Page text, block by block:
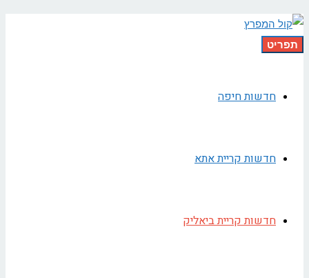
תפריט
חדשות חיפה
חדשות קריית אתא
חדשות קריית ביאליק